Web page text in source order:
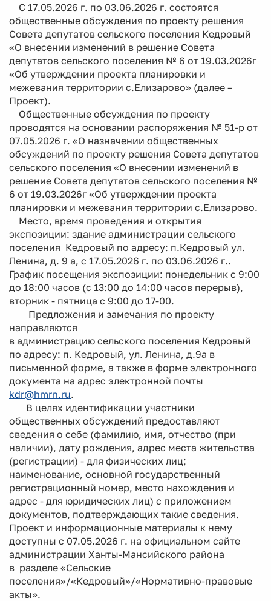
С 17.05.2026 г. по 03.06.2026 г. состоятся
общественные обсуждения по проекту решения
Совета депутатов сельского поселения Кедровый
«О внесении изменений в решение Совета
депутатов сельского поселения № 6 от 19.03.2026г
«Об утверждении проекта планировки и
межевания территории с.Елизарово» (далее –
Проект).
Общественные обсуждения по проекту
проводятся на основании распоряжения № 51-р от
07.05.2026 г. «О назначении общественных
обсуждений по проекту решения Совета депутатов
сельского поселения «О внесении изменений в
решение Совета депутатов сельского поселения №
6 от 19.03.2026г «Об утверждении проекта
планировки и межевания территории с.Елизарово.
Место, время проведения и открытия
экспозиции: здание администрации сельского
поселения Кедровый по адресу: п.Кедровый ул.
Ленина, д. 9 а, с 17.05.2026 г. по 03.06.2026 г..
График посещения экспозиции: понедельник с 9:00
до 18:00 часов (с 13:00 до 14:00 часов перерыв),
вторник - пятница с 9:00 до 17-00.
Предложения и замечания по проекту
направляются
в администрацию сельского поселения Кедровый
по адресу: п. Кедровый, ул. Ленина, д.9а в
письменной форме, а также в форме электронного
документа на адрес электронной почты
kdr@hmrn.ru.
В целях идентификации участники
общественных обсуждений предоставляют
сведения о себе (фамилию, имя, отчество (при
наличии), дату рождения, адрес места жительства
(регистрации) - для физических лиц;
наименование, основной государственный
регистрационный номер, место нахождения и
адрес - для юридических лиц) с приложением
документов, подтверждающих такие сведения.
Проект и информационные материалы к нему
доступны с 07.05.2026 г. на официальном сайте
администрации Ханты-Мансийского района
в разделе «Сельские
поселения»/«Кедровый»/«Нормативно-правовые
акты».